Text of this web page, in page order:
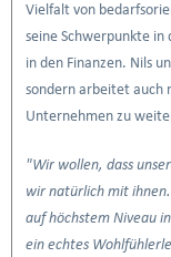
Vielfalt von
seine Schwerpunkte
in den Finanzen. Nils
sondern arbeitet auch
Unternehmen zu
"Wir wollen, dass
wir natürlich mit
auf höchstem Niveau
ein echtes